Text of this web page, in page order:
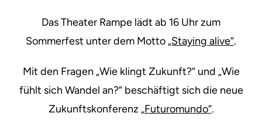
Das Theater Rampe lädt ab 16 Uhr zum
Sommerfest unter dem Motto „Staying alive“.
Mit den Fragen „Wie klingt Zukunft?“ und „Wie
fühlt sich Wandel an?“ beschäftigt sich die neue
Zukunftskonferenz „Futuromundo“.